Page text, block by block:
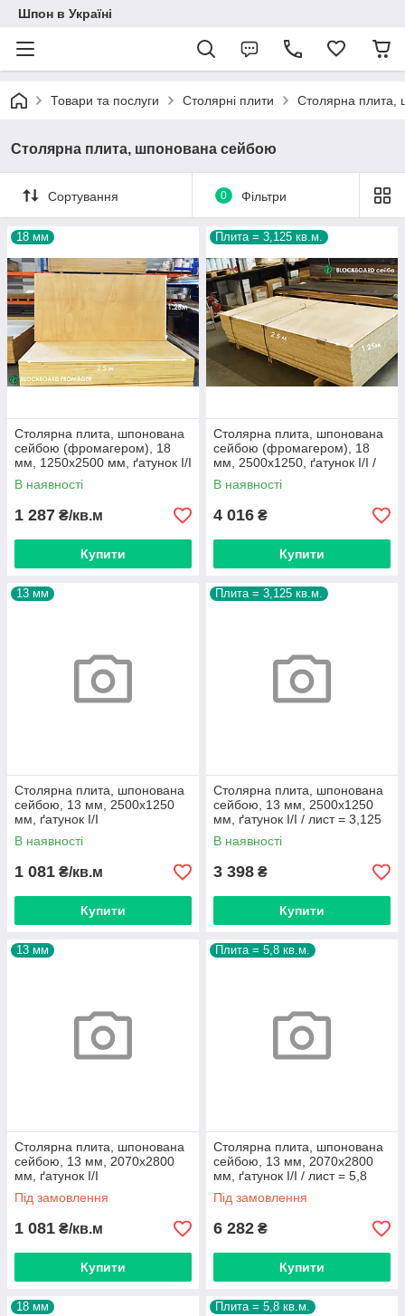
Шпон в Україні
Товари та послуги Столярні плити Столярна плита,
Столярна плита, шпонована сейбою
Сортування 0 Фільтри
18 мм
Столярна плита, шпонована
сейбою (фромагером), 18
мм, 1250х2500 мм, ґатунок I/I
В наявності
1 287 ₴/кв.м
Купити
Плита = 3,125 кв.м.
Столярна плита, шпонована
сейбою (фромагером), 18
мм, 2500х1250, ґатунок I/I /
лист = 3,125 кв.м.
В наявності
4 016 ₴
Купити
13 мм
Столярна плита, шпонована
сейбою, 13 мм, 2500х1250
мм, ґатунок I/I
В наявності
1 081 ₴/кв.м
Купити
Плита = 3,125 кв.м.
Столярна плита, шпонована
сейбою, 13 мм, 2500х1250
мм, ґатунок I/I / лист = 3,125
кв.м.
В наявності
3 398 ₴
Купити
13 мм
Столярна плита, шпонована
сейбою, 13 мм, 2070х2800
мм, ґатунок I/I
Під замовлення
1 081 ₴/кв.м
Купити
Плита = 5,8 кв.м.
Столярна плита, шпонована
сейбою, 13 мм, 2070х2800
мм, ґатунок I/I / лист = 5,8
кв.м.
Під замовлення
6 282 ₴
Купити
18 мм Плита = 5,8 кв.м.